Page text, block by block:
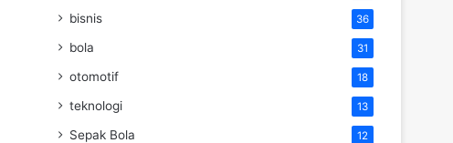
bisnis 36
bola 31
otomotif 18
teknologi 13
Sepak Bola 12